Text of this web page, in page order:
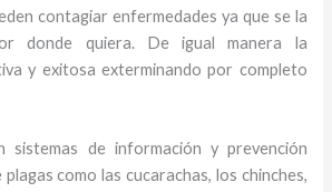
contagiar enfermedades ya que se la
donde quiera. De igual manera la
y exitosa exterminando por completo
sistemas de información y prevención
como las cucarachas, los chinches,